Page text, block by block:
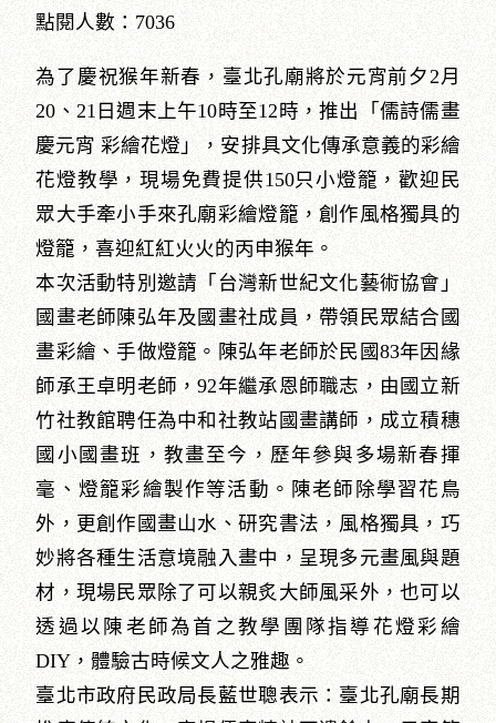
點閱人數：7036
為了慶祝猴年新春，臺北孔廟將於元宵前夕2月
20、21日週末上午10時至12時，推出「儒詩儒畫
慶元宵 彩繪花燈」，安排具文化傳承意義的彩繪
花燈教學，現場免費提供150只小燈籠，歡迎民
眾大手牽小手來孔廟彩繪燈籠，創作風格獨具的
燈籠，喜迎紅紅火火的丙申猴年。
本次活動特別邀請「台灣新世紀文化藝術協會」
國畫老師陳弘年及國畫社成員，帶領民眾結合國
畫彩繪、手做燈籠。陳弘年老師於民國83年因緣
師承王卓明老師，92年繼承恩師職志，由國立新
竹社教館聘任為中和社教站國畫講師，成立積穗
國小國畫班，教畫至今，歷年參與多場新春揮
毫、燈籠彩繪製作等活動。陳老師除學習花鳥
外，更創作國畫山水、研究書法，風格獨具，巧
妙將各種生活意境融入畫中，呈現多元畫風與題
材，現場民眾除了可以親炙大師風采外，也可以
透過以陳老師為首之教學團隊指導花燈彩繪
DIY，體驗古時候文人之雅趣。
臺北市政府民政局長藍世聰表示：臺北孔廟長期